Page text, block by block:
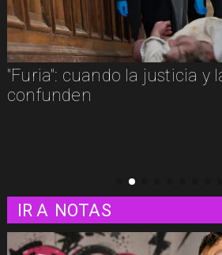
"Furia": cuando la justicia y
confunden
IR A NOTAS